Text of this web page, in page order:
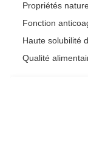
Propriétés
Fonction
Haute solubilité
Qualité